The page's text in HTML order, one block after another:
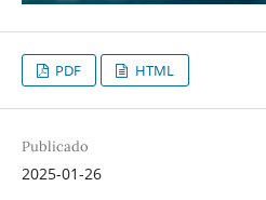
PDF HTML
Publicado
2025-01-26